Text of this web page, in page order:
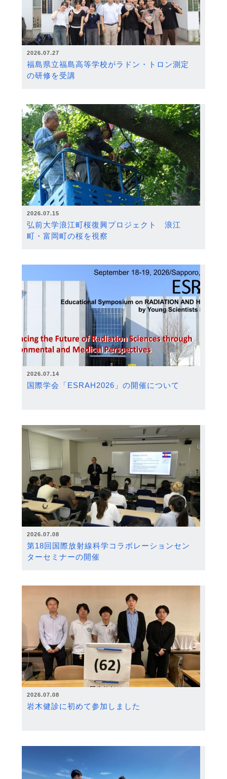
2026.07.27
福島県立福島高等学校がラドン・トロン測定
の研修を受講
2026.07.15
弘前大学浪江町桜復興プロジェクト 浪江
町・富岡町の桜を視察
2026.07.14
国際学会「ESRAH2026」の開催について
2026.07.08
第18回国際放射線科学コラボレーションセン
ターセミナーの開催
2026.07.08
岩木健診に初めて参加しました